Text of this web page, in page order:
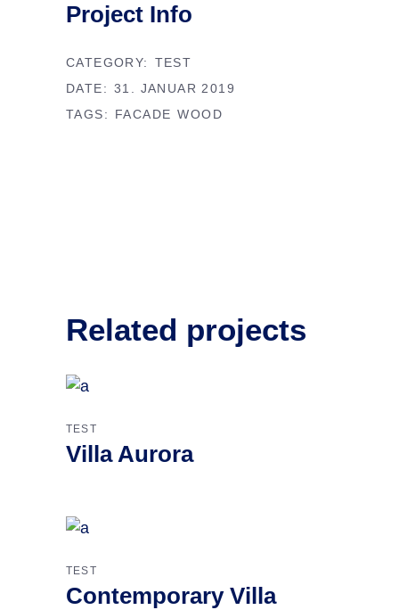
Project Info
CATEGORY:
TEST
DATE: 31. JANUAR 2019
TAGS:
FACADE WOOD
Related projects
TEST
Villa Aurora
TEST
Contemporary Villa